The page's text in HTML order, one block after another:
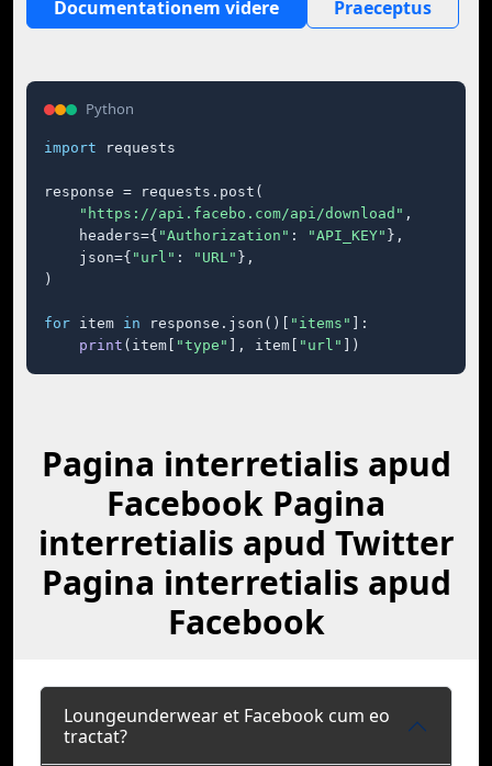
Documentationem videre Praeceptus
Python
import requests
response = requests.post(
"https://api.facebo.com/api/download" ,
    headers={
"Authorization" : "API_KEY" },
    json={
"url" : "URL" },
)
for item in response.json()[ "items"
]:
print (item[ "type" ], item[ "url" ])
Pagina interretialis apud
Facebook Pagina
interretialis apud Twitter
Pagina interretialis apud
Facebook
Loungeunderwear et Facebook cum eo
tractat?